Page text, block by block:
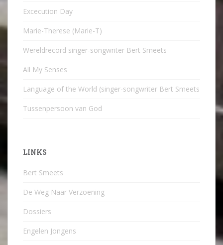
Excecution Day
Marie-Therese (Marie-T)
Wereldrecord singer-songwriter Bert Smeets
All My Senses
Language of the World (singer-songwriter Bert Smeets
Tussenpersoon van God
LINKS
Bert Smeets
De Weg Naar Verzoening
Dossiers
Engelen Jongens